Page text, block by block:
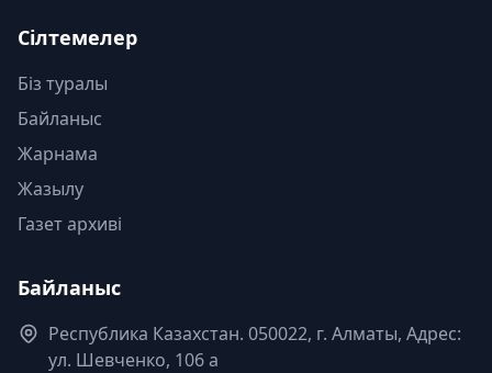
Сілтемелер
Біз туралы
Байланыс
Жарнама
Жазылу
Газет архиві
Байланыс
Республика Казахстан. 050022, г. Алматы, Адрес:
ул. Шевченко, 106 а